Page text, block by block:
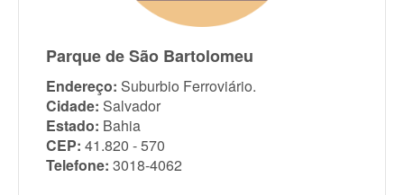
Parque de São Bartolomeu
Endereço: Suburbio Ferroviário.
Cidade: Salvador
Estado: Bahia
CEP: 41.820 - 570
Telefone: 3018-4062